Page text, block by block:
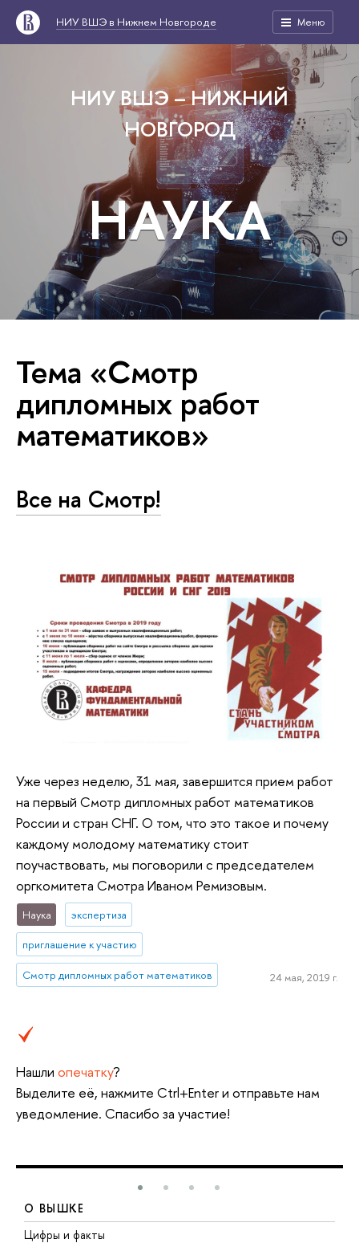
НИУ ВШЭ в Нижнем Новгороде Меню
НИУ ВШЭ – НИЖНИЙ
НОВГОРОД
НАУКА
Тема «Смотр
дипломных работ
математиков»
Все на Смотр!
Уже через неделю, 31 мая, завершится прием работ
на первый Смотр дипломных работ математиков
России и стран СНГ. О том, что это такое и почему
каждому молодому математику стоит
поучаствовать, мы поговорили с председателем
оргкомитета Смотра Иваном Ремизовым.
Наука экспертиза
приглашение к участию
Смотр дипломных работ математиков 24 мая, 2019 г.
Нашли опечатку?
Выделите её, нажмите Ctrl+Enter и отправьте нам
уведомление. Спасибо за участие!
О ВЫШКЕ
Цифры и факты